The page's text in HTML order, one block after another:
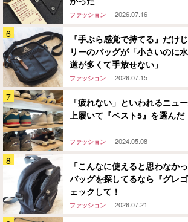
ファッション 2026.07.16
『手ぶら感覚で持てる』だ
リーのバッグが「小さいのに
道が多くて手放せない」
ファッション 2026.07.15
「疲れない」といわれるニ
上履いて『ベスト5』を選んだ
ファッション 2024.05.08
「こんなに使えると思わな
バッグを探してるなら『グレ
ェックして！
ファッション 2026.07.21